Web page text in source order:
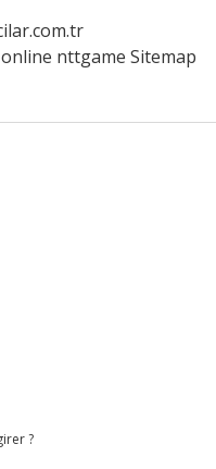
nttgame Sitemap
?